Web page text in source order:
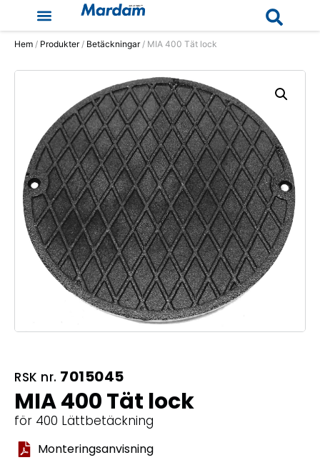
Hem / Produkter/ Betäckningar/ MIA 400 Tät lock
RSK nr. 7015045
MIA 400 Tät lock
för 400 Lättbetäckning
Monteringsanvisning